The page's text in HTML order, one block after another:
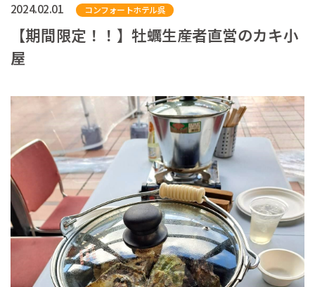
2024.02.01 コンフォートホテル呉
【期間限定！！】牡蠣生産者直営のカキ小
屋